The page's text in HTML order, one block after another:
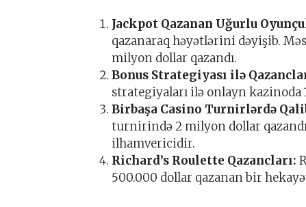
Jackpot Qazanan Uğurlu
qazanaraq həyətlərini dəyişib.
milyon dollar qazandı.
Bonus Strategiyası ilə
strategiyaları ilə onlayn kazinoda
Birbaşa Casino Turnirlərdə
turnirində 2 milyon dollar
ilhamvericidir.
Richard’s Roulette Qazancları:
500.000 dollar qazanan bir